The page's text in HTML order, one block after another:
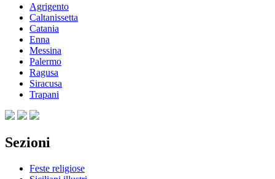
Agrigento
Caltanissetta
Catania
Enna
Messina
Palermo
Ragusa
Siracusa
Trapani
Sezioni
Feste religiose